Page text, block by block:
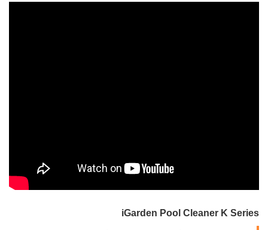
iGarden Pool Cleaner K Series